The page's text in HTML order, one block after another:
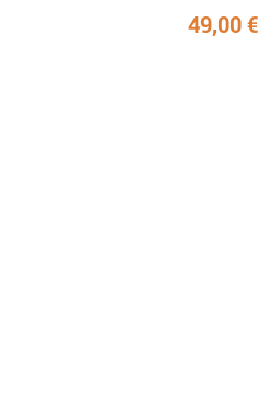
49,00 €